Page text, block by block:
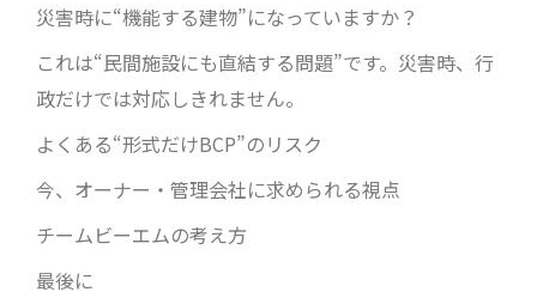
災害時に“機能する建物”になっていますか？
これは“民間施設にも直結する問題”です。災害時、行
政だけでは対応しきれません。
よくある“形式だけBCP”のリスク
今、オーナー・管理会社に求められる視点
チームビーエムの考え方
最後に